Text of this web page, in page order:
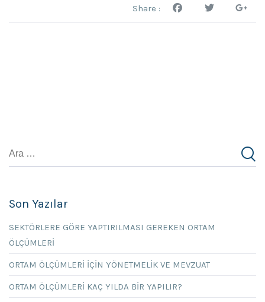
Share :
Son Yazılar
SEKTÖRLERE GÖRE YAPTIRILMASI GEREKEN ORTAM
ÖLÇÜMLERİ
ORTAM ÖLÇÜMLERİ İÇİN YÖNETMELİK VE MEVZUAT
ORTAM ÖLÇÜMLERİ KAÇ YILDA BİR YAPILIR?